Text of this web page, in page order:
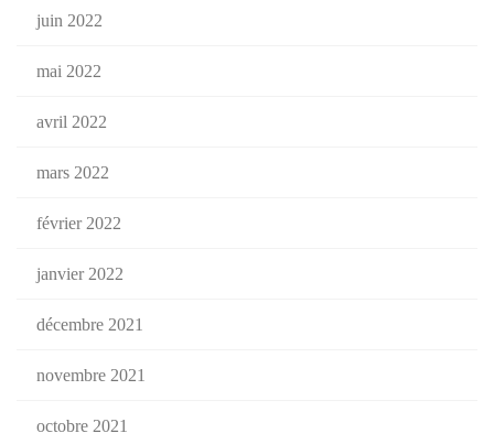
juin 2022
mai 2022
avril 2022
mars 2022
février 2022
janvier 2022
décembre 2021
novembre 2021
octobre 2021